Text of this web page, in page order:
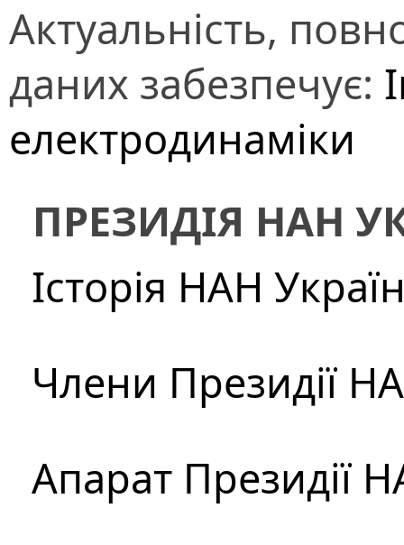
Актуальність,
даних забезпечує:
електродинаміки
ПРЕЗИДІЯ НАН
Історія НАН
Члени Президії
Апарат Президії